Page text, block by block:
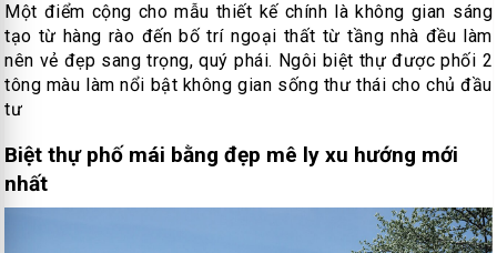
Một điểm cộng cho mẫu thiết kế chính là không gian sáng
tạo từ hàng rào đến bố trí ngoại thất từ tầng nhà đều làm
nên vẻ đẹp sang trọng, quý phái. Ngôi biệt thự được phối 2
tông màu làm nổi bật không gian sống thư thái cho chủ đầu
tư
Biệt thự phố mái bằng đẹp mê ly xu hướng mới
nhất